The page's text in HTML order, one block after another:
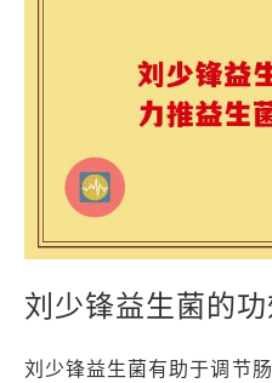
刘少锋益生菌的
刘少锋益生菌有助于调节